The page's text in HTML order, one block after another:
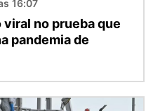
16:07
no prueba que
pandemia de